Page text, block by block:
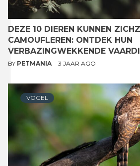
DEZE 10 DIEREN KUNNEN
CAMOUFLEREN: ONTDEK HUN
VERBAZINGWEKKENDE
BY PETMANIA 3 JAAR AGO
VOGEL